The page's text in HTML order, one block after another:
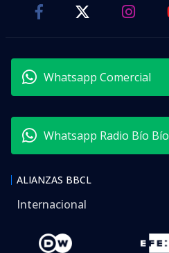
Whatsapp Comercial
Whatsapp Radio Bío Bío
ALIANZAS BBCL
Internacional